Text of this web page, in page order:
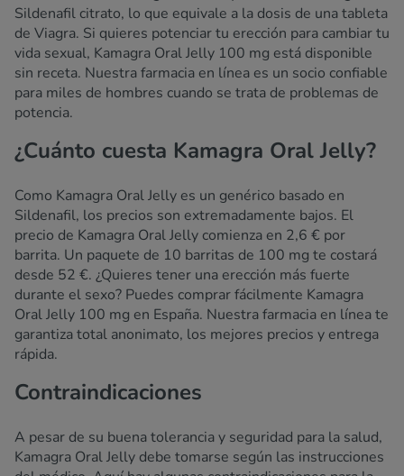
Sildenafil citrato, lo que equivale a la dosis de una tableta
de Viagra. Si quieres potenciar tu erección para cambiar tu
vida sexual, Kamagra Oral Jelly 100 mg está disponible
sin receta. Nuestra farmacia en línea es un socio confiable
para miles de hombres cuando se trata de problemas de
potencia.
¿Cuánto cuesta Kamagra Oral Jelly?
Como Kamagra Oral Jelly es un genérico basado en
Sildenafil, los precios son extremadamente bajos. El
precio de Kamagra Oral Jelly comienza en 2,6 € por
barrita. Un paquete de 10 barritas de 100 mg te costará
desde 52 €. ¿Quieres tener una erección más fuerte
durante el sexo? Puedes comprar fácilmente Kamagra
Oral Jelly 100 mg en España. Nuestra farmacia en línea te
garantiza total anonimato, los mejores precios y entrega
rápida.
Contraindicaciones
A pesar de su buena tolerancia y seguridad para la salud,
Kamagra Oral Jelly debe tomarse según las instrucciones